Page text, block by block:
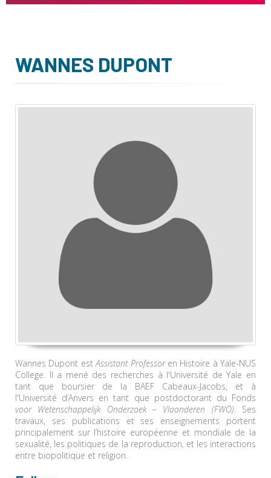
WANNES DUPONT
Wannes Dupont estAssistant Professor en Histoire à Yale-NUS
College. Il a mené des recherches à l'Université de Yale en
tant que boursier de la BAEF Cabeaux-Jacobs, et à
l'Université d’Anvers en tant que postdoctorant du Fonds
voor Wetenschappelijk Onderzoek – Vlaanderen (FWO). Ses
travaux, ses publications et ses enseignements portent
principalement sur l’histoire européenne et mondiale de la
sexualité, les politiques de la reproduction, et les interactions
entre biopolitique et religion.